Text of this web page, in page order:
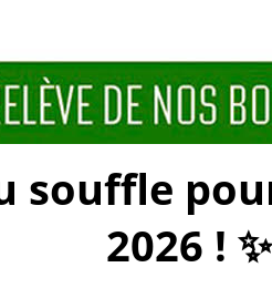
souffle
2026 !